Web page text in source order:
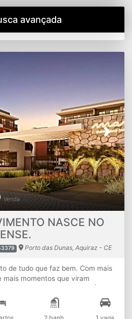
avançada
NASCE NO
Porto das Dunas, Aquiraz - CE
Next
Venda
de tudo que faz bem. Com mais
mais momentos que viram
OPORTUNIDADES. E algumas
a forma como você vive. O